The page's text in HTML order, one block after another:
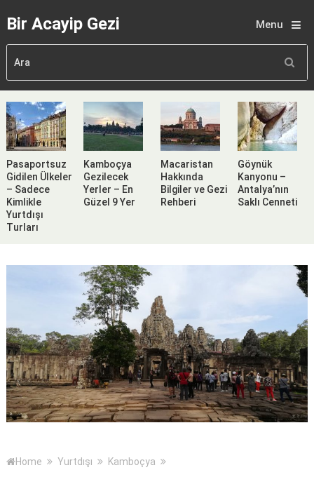
Bir Acayip Gezi Menu
Pasaportsuz
Gidilen Ülkeler
– Sadece
Kimlikle
Yurtdışı
Turları
Kamboçya
Gezilecek
Yerler – En
Güzel 9 Yer
Macaristan
Hakkında
Bilgiler ve Gezi
Rehberi
Göynük
Kanyonu –
Antalya’nın
Saklı Cenneti
Home Yurtdışı
Kamboçya